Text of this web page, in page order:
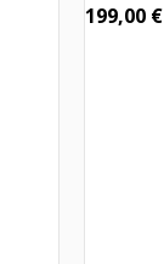
199,00 €